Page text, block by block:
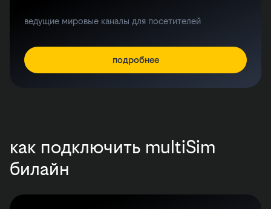
ведущие мировые каналы для посетителей
подробнее
как подключить multiSim
билайн